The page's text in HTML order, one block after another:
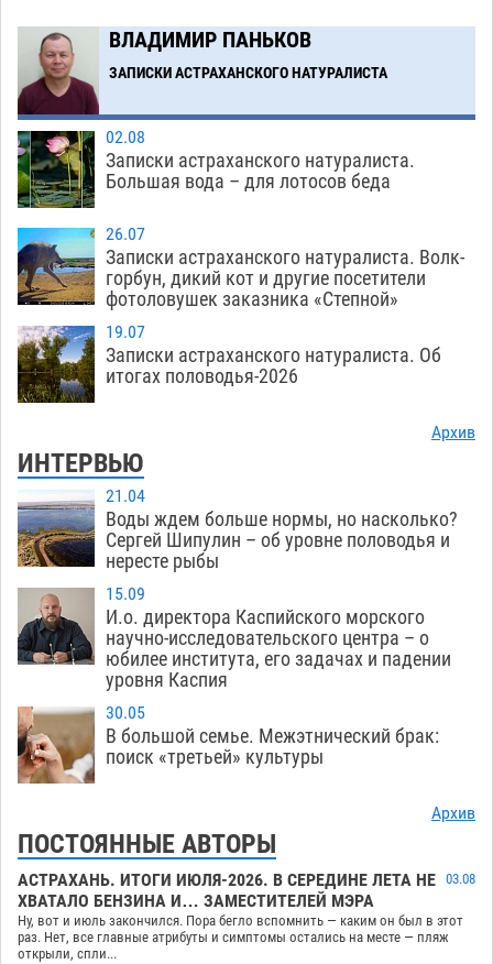
18:57
В Астрахани впервые открыли смену по
теории игр
ВЛАДИМИР ПАНЬКОВ
ЗАПИСКИ АСТРАХАНСКОГО НАТУРАЛИСТА
02.08
Записки астраханского натуралиста.
Большая вода – для лотосов беда
26.07
Записки астраханского натуралиста. Волк-
горбун, дикий кот и другие посетители
фотоловушек заказника «Степной»
19.07
Записки астраханского натуралиста. Об
итогах половодья-2026
Архив
ИНТЕРВЬЮ
21.04
Воды ждем больше нормы, но насколько?
Сергей Шипулин – об уровне половодья и
нересте рыбы
15.09
И.о. директора Каспийского морского
научно-исследовательского центра – о
юбилее института, его задачах и падении
уровня Каспия
30.05
В большой семье. Межэтнический брак:
поиск «третьей» культуры
Архив
ПОСТОЯННЫЕ АВТОРЫ
АСТРАХАНЬ. ИТОГИ ИЮЛЯ-2026. В СЕРЕДИНЕ ЛЕТА НЕ
ХВАТАЛО БЕНЗИНА И… ЗАМЕСТИТЕЛЕЙ МЭРА
03.08
Ну, вот и июль закончился. Пора бегло вспомнить — каким он был в этот
раз. Нет, все главные атрибуты и симптомы остались на месте — пляж
открыли, спли...